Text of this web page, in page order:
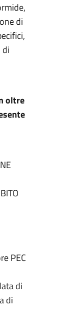
di
di
oltre
PEC
di
di